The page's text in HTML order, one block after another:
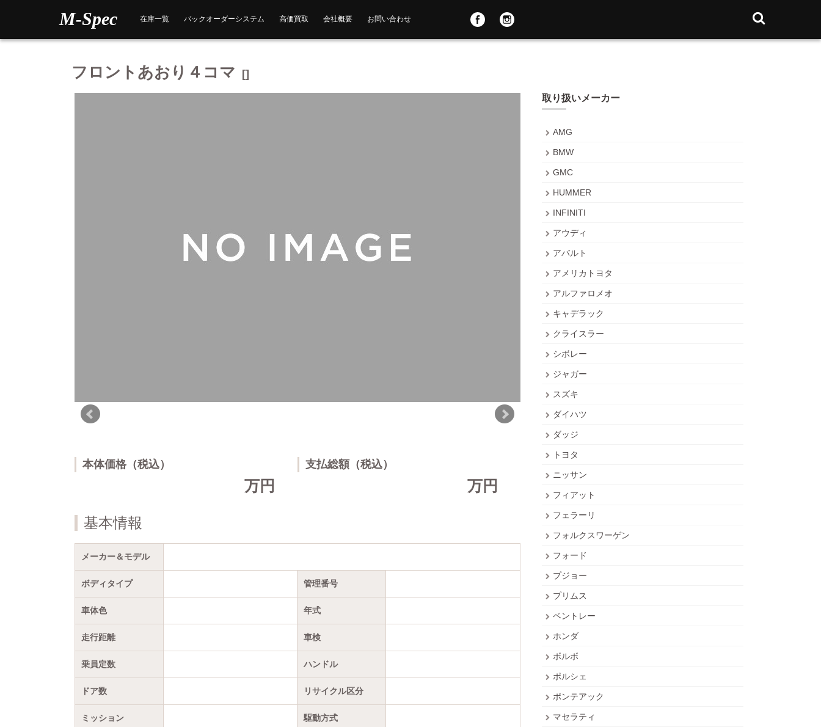
M-Spec 在庫一覧 バックオーダーシステム 高価買取 会社概要 お問い合わせ
フロントあおり４コマ []
本体価格（税込）
万円
支払総額（税込）
万円
基本情報
メーカー＆モデル
ボディタイプ 管理番号
車体色 年式
走行距離 車検
乗員定数 ハンドル
ドア数 リサイクル区分
ミッション 駆動方式
取り扱いメーカー
AMG
BMW
GMC
HUMMER
INFINITI
アウディ
アバルト
アメリカトヨタ
アルファロメオ
キャデラック
クライスラー
シボレー
ジャガー
スズキ
ダイハツ
ダッジ
トヨタ
ニッサン
フィアット
フェラーリ
フォルクスワーゲン
フォード
プジョー
プリムス
ベントレー
ホンダ
ボルボ
ポルシェ
ポンテアック
マセラティ